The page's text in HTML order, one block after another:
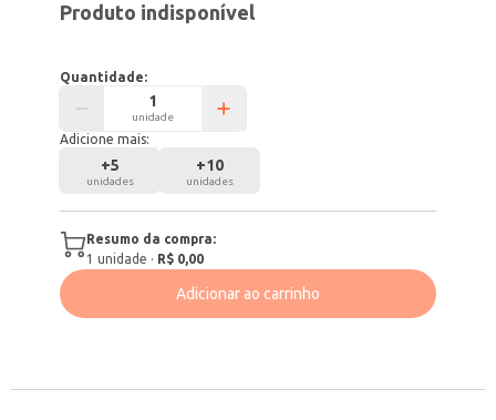
Produto indisponível
Quantidade:
unidade
Adicione mais:
+5
unidades
+10
unidades
Resumo da compra:
1 unidade · R$ 0,00
Adicionar ao carrinho